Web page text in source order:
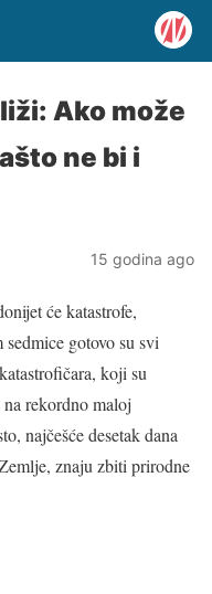
Ako može
ne bi i
15 godina ago
će katastrofe,
gotovo su svi
koji su
rekordno maloj
najčešće desetak dana
znaju zbiti prirodne